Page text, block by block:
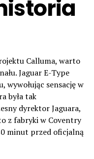
Calluma, warto
Jaguar E-Type
wywołując sensację w
była tak
dyrektor Jaguara,
z fabryki w Coventry
minut przed oficjalną